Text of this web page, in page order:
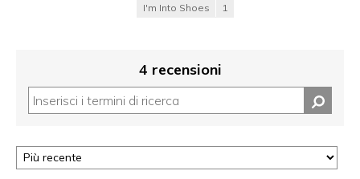
I'm Into Shoes 1
4 recensioni